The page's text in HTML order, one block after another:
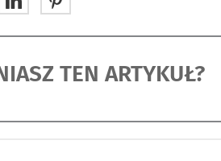
TEN ARTYKUŁ?